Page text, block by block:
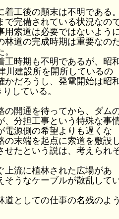
着工後の顛末は不明である
で完備されている状況なの
用索道は必要ではないよう
林道の完成時期は重要なの
工時期も不明であるが、昭
川建設所を開所しているの
かだろうし、発電開始は昭
している。
の開通を待ってから、ダム
、分担工事という特殊な事
電源側の希望よりも遅くな
の末端を起点に索道を敷設
せたという説は、考えられ
上流に植林された広場があ
そうなケーブルが散乱して
道としての仕事の名残のよ